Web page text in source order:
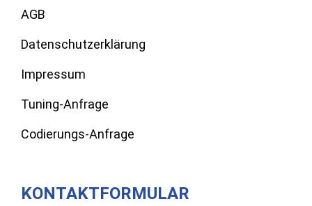
AGB
Datenschutzerklärung
Impressum
Tuning-Anfrage
Codierungs-Anfrage
KONTAKTFORMULAR